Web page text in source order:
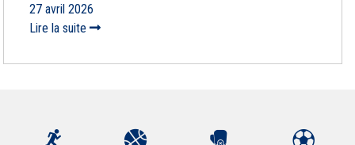
27 avril 2026
Lire la suite